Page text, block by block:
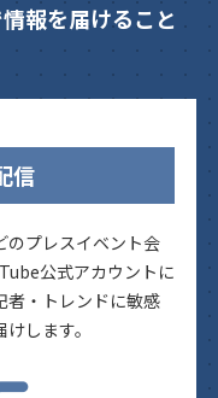
報を届けること
信
のプレスイベント会
公式アカウントに
者・トレンドに敏感
します。